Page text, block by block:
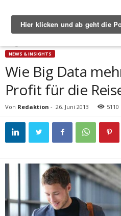
Start News & Insights
Wie Big Data mehr
NEWS & INSIGHTS
Wie Big Data
Profit für die
Von Redaktion - 26. Juni 2013 5110